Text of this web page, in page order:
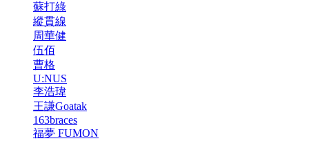
蘇打綠
縱貫線
周華健
伍佰
曹格
U:NUS
李浩瑋
王謙Goatak
163braces
福夢 FUMON